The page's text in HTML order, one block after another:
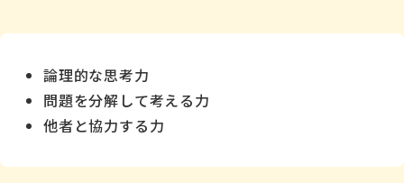
論理的な思考力
問題を分解して考える力
他者と協力する力